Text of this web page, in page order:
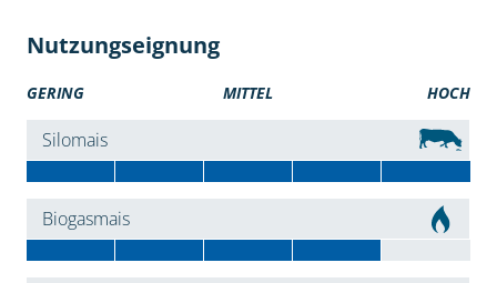
Nutzungseignung
GERING MITTEL HOCH
Silomais
Biogasmais